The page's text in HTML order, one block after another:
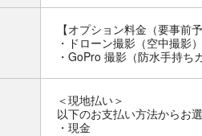
【オプション料金（要事前予
・ドローン撮影（空中撮影
・GoPro 撮影（防水手持ち
＜現地払い＞
以下のお支払い方法からお
・現金